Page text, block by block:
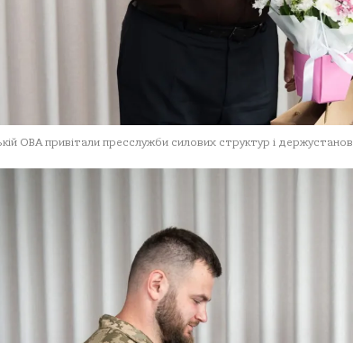
ОВА привітали пресслужби силових структур і держустанов